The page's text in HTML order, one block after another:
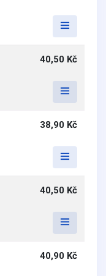
40,50 Kč
38,90 Kč
40,50 Kč
40,90 Kč